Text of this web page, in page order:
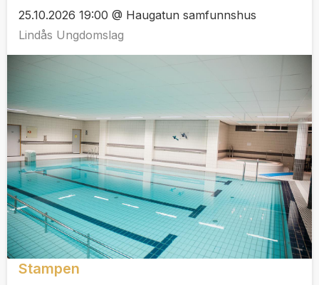
25.10.2026 19:00 @ Haugatun samfunnshus
Lindås Ungdomslag
Stampen